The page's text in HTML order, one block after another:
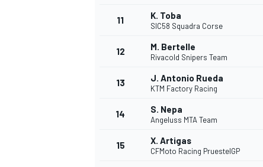
DTM
11 K. Toba
SIC58 Squadra Corse
12 M. Bertelle
Rivacold Snipers Team
13 J. Antonio Rueda
KTM Factory Racing
14 S. Nepa
Angeluss MTA Team
15 X. Artigas
CFMoto Racing PruestelGP